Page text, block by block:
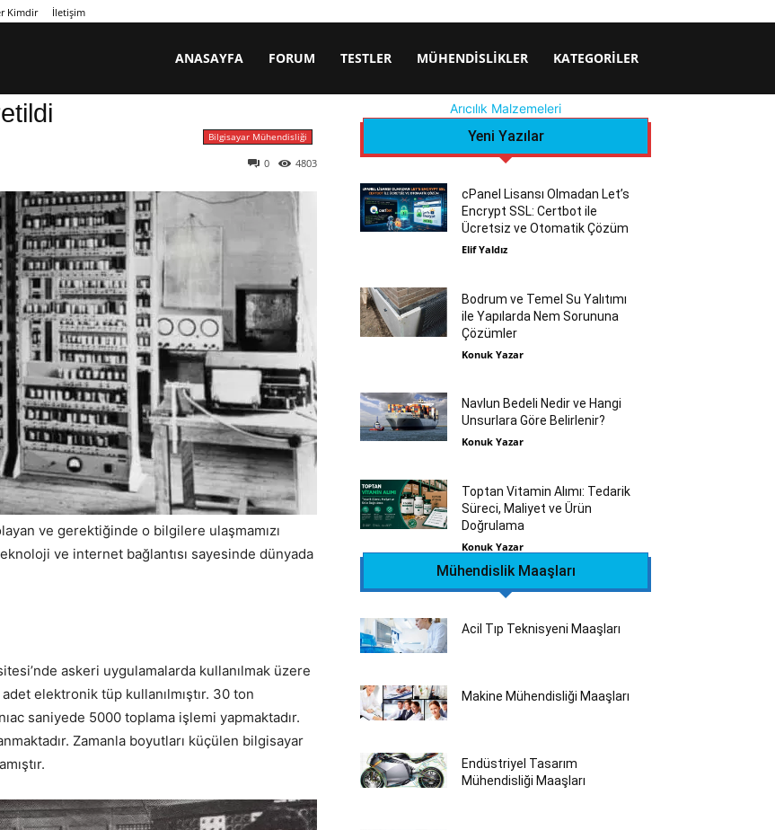
Kimdir İletişim
ANASAYFA FORUM TESTLER MÜHENDISLIKLER KATEGORILER
Bilgisayar Mühendisliği
4803
0
ve gerektiğinde o bilgilere ulaşmamızı
ve internet bağlantısı sayesinde dünyada
askeri uygulamalarda kullanılmak üzere
elektronik tüp kullanılmıştır. 30 ton
saniyede 5000 toplama işlemi yapmaktadır.
Zamanla boyutları küçülen bilgisayar
Arıcılık Malzemeleri
Yeni Yazılar
cPanel Lisansı Olmadan Let’s
Encrypt SSL: Certbot ile
Ücretsiz ve Otomatik Çözüm
Elif Yaldız
Bodrum ve Temel Su Yalıtımı
ile Yapılarda Nem Sorununa
Çözümler
Konuk Yazar
Navlun Bedeli Nedir ve Hangi
Unsurlara Göre Belirlenir?
Konuk Yazar
Toptan Vitamin Alımı: Tedarik
Süreci, Maliyet ve Ürün
Doğrulama
Konuk Yazar
Mühendislik Maaşları
Acil Tıp Teknisyeni Maaşları
Makine Mühendisliği Maaşları
Endüstriyel Tasarım
Mühendisliği Maaşları